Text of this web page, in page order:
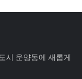
시 운양동에 새롭게